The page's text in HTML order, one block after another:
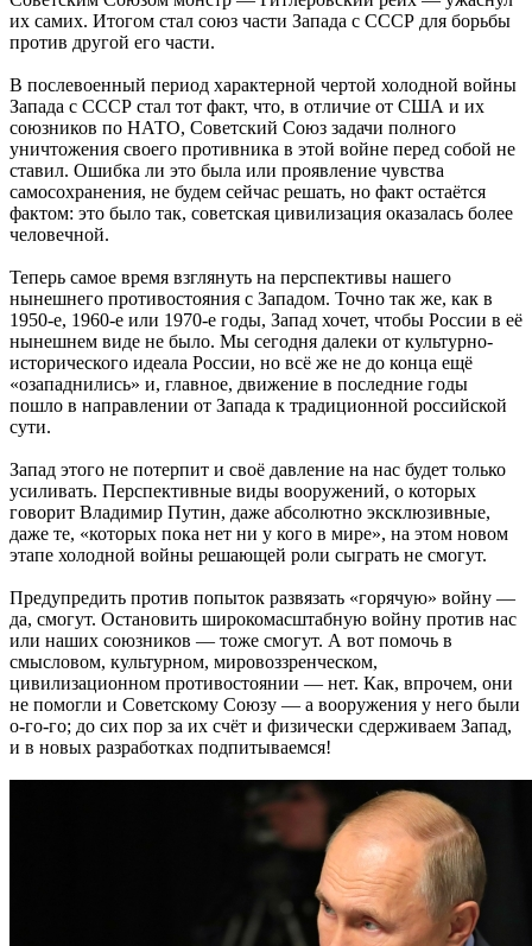
их самих. Итогом стал союз части Запада с СССР для борьбы
против другой его части.
В послевоенный период характерной чертой холодной войны
Запада с СССР стал тот факт, что, в отличие от США и их
союзников по НАТО, Советский Союз задачи полного
уничтожения своего противника в этой войне перед собой не
ставил. Ошибка ли это была или проявление чувства
самосохранения, не будем сейчас решать, но факт остаётся
фактом: это было так, советская цивилизация оказалась более
человечной.
Теперь самое время взглянуть на перспективы нашего
нынешнего противостояния с Западом. Точно так же, как в
1950-е, 1960-е или 1970-е годы, Запад хочет, чтобы России в её
нынешнем виде не было. Мы сегодня далеки от культурно-
исторического идеала России, но всё же не до конца ещё
«озападнились» и, главное, движение в последние годы
пошло в направлении от Запада к традиционной российской
сути.
Запад этого не потерпит и своё давление на нас будет только
усиливать. Перспективные виды вооружений, о которых
говорит Владимир Путин, даже абсолютно эксклюзивные,
даже те, «которых пока нет ни у кого в мире», на этом новом
этапе холодной войны решающей роли сыграть не смогут.
Предупредить против попыток развязать «горячую» войну —
да, смогут. Остановить широкомасштабную войну против нас
или наших союзников — тоже смогут. А вот помочь в
смысловом, культурном, мировоззренческом,
цивилизационном противостоянии — нет. Как, впрочем, они
не помогли и Советскому Союзу — а вооружения у него были
о-го-го; до сих пор за их счёт и физически сдерживаем Запад,
и в новых разработках подпитываемся!